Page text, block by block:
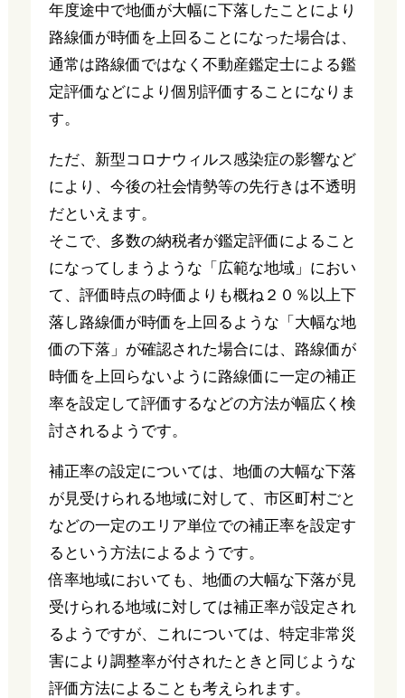
年度途中で地価が大幅に下落したことにより
路線価が時価を上回ることになった場合は、
通常は路線価ではなく不動産鑑定士による鑑
定評価などにより個別評価することになりま
す。
ただ、新型コロナウィルス感染症の影響など
により、今後の社会情勢等の先行きは不透明
だといえます。
そこで、多数の納税者が鑑定評価によること
になってしまうような「広範な地域」におい
て、評価時点の時価よりも概ね２０％以上下
落し路線価が時価を上回るような「大幅な地
価の下落」が確認された場合には、路線価が
時価を上回らないように路線価に一定の補正
率を設定して評価するなどの方法が幅広く検
討されるようです。
補正率の設定については、地価の大幅な下落
が見受けられる地域に対して、市区町村ごと
などの一定のエリア単位での補正率を設定す
るという方法によるようです。
倍率地域においても、地価の大幅な下落が見
受けられる地域に対しては補正率が設定され
るようですが、これについては、特定非常災
害により調整率が付されたときと同じような
評価方法によることも考えられます。